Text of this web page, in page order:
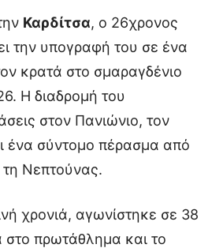
Καρδίτσα, ο 26χρονος
την υπογραφή του σε ένα
κρατά στο σμαραγδένιο
Η διαδρομή του
στον Πανιώνιο, τον
ένα σύντομο πέρασμα από
τη Νεπτούνας.
χρονιά, αγωνίστηκε σε 38
στο πρωτάθλημα και το